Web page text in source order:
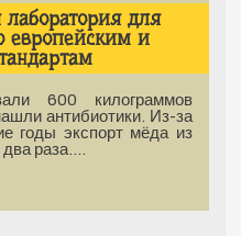
для
европейским и
600 килограммов
антибиотики. Из-за
годы экспорт мёда из
раза.…